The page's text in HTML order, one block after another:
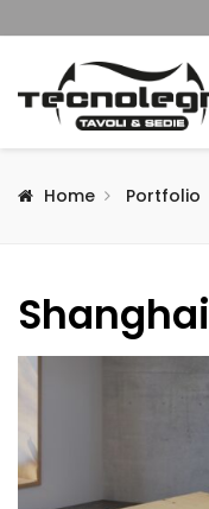
Home Portfolio
Shanghai